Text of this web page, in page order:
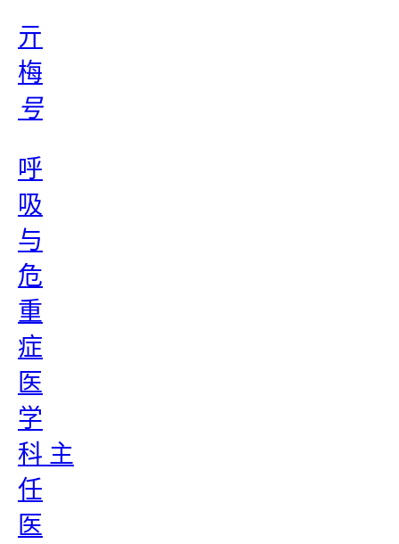
亓
梅
号
呼
吸
与
危
重
症
医
学
科 主
任
医